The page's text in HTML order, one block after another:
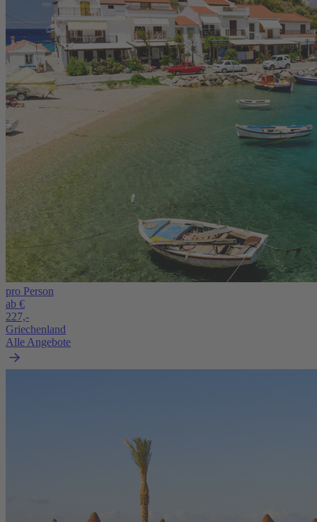
pro Person
ab €
227,-
Griechenland
Alle Angebote